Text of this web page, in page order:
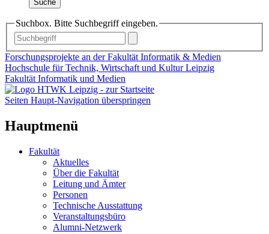
Suche
Suchbox. Bitte Suchbegriff eingeben.
Forschungsprojekte an der Fakultät Informatik & Medien
Hochschule für Technik, Wirtschaft und Kultur Leipzig
Fakultät Informatik und Medien
Seiten Haupt-Navigation überspringen
Hauptmenü
Fakultät
Aktuelles
Über die Fakultät
Leitung und Ämter
Personen
Technische Ausstattung
Veranstaltungsbüro
Alumni-Netzwerk